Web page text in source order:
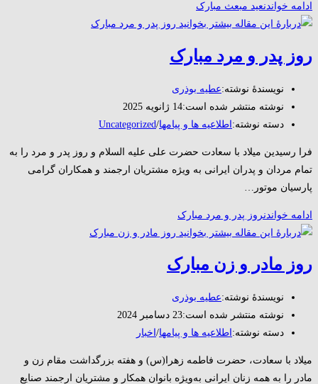
ادامه خواندنعید مبعث مبارک
روز پدر و مرد مبارک
نویسندهٔ نوشته:عطیه بوذری
نوشته منتشر شده است:14 ژانویه 2025
دسته‌ نوشته:اطلاعیه ها و پیامها/
Uncategorized
فرا رسیدین میلاد با سعادت حضرت علی علیه السلام و روز پدر و مرد را به
تمام مردان و پدران ایرانی به ویژه مشتریان ارجمند و همکاران گرامی
پارسیان موتور…
ادامه خواندنروز پدر و مرد مبارک
روز مادر و زن مبارک
نویسندهٔ نوشته:عطیه بوذری
نوشته منتشر شده است:23 دسامبر 2024
دسته‌ نوشته: اطلاعیه ها و پیامها/ اخبار
میلاد با سعادت، حضرت فاطمه زهرا(س) و هفته بزرگداشت مقام زن و
مادر را به همه زنان ایرانی به‌ویژه بانوان همکار و مشتریان ارجمند صنایع